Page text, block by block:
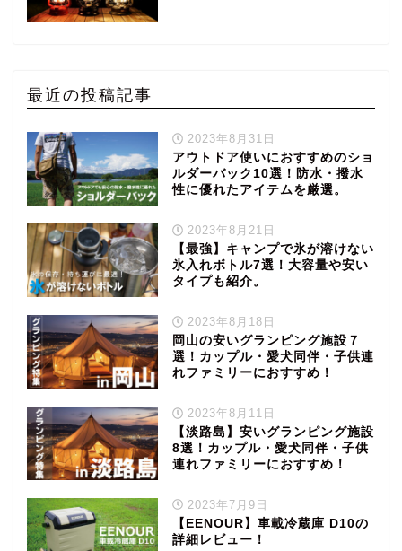
最近の投稿記事
2023年8月31日
アウトドア使いにおすすめのショ
ルダーバック10選！防水・撥水
性に優れたアイテムを厳選。
2023年8月21日
【最強】キャンプで氷が溶けない
氷入れボトル7選！大容量や安い
タイプも紹介。
2023年8月18日
岡山の安いグランピング施設７
選！カップル・愛犬同伴・子供連
れファミリーにおすすめ！
2023年8月11日
【淡路島】安いグランピング施設
8選！カップル・愛犬同伴・子供
連れファミリーにおすすめ！
2023年7月9日
【EENOUR】車載冷蔵庫 D10の
詳細レビュー！